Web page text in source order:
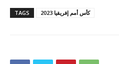
TAGS كأس أمم إفريقيا 2023